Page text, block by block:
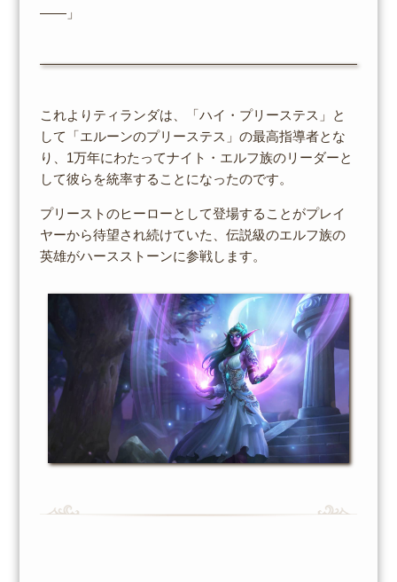
――」
これよりティランダは、「ハイ・プリーステス」と
して「エルーンのプリーステス」の最高指導者とな
り、1万年にわたってナイト・エルフ族のリーダーと
して彼らを統率することになったのです。
プリーストのヒーローとして登場することがプレイ
ヤーから待望され続けていた、伝説級のエルフ族の
英雄がハースストーンに参戦します。